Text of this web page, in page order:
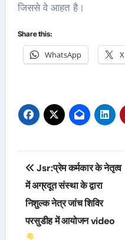
जिससे वे आहत है।
Share this:
WhatsApp X
Post
navigation
Jsr:प्रेम कर्मकार के नेतृत्व
में अग्रदूत संस्था के द्वारा
निशुल्क नेत्र जांच शिविर
परसुडीह में आयोजन video